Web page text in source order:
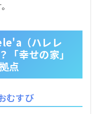
（ハレレ
「幸せの家」
点
むすび